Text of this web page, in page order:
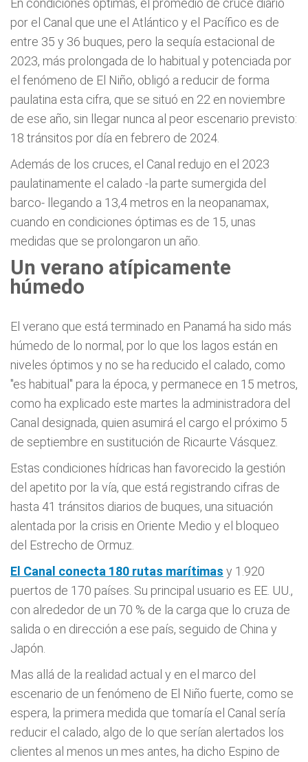
En condiciones óptimas, el promedio de cruce diario
por el Canal que une el Atlántico y el Pacífico es de
entre 35 y 36 buques, pero la sequía estacional de
2023, más prolongada de lo habitual y potenciada por
el fenómeno de El Niño, obligó a reducir de forma
paulatina esta cifra, que se situó en 22 en noviembre
de ese año, sin llegar nunca al peor escenario previsto:
18 tránsitos por día en febrero de 2024.
Además de los cruces, el Canal redujo en el 2023
paulatinamente el calado -la parte sumergida del
barco- llegando a 13,4 metros en la neopanamax,
cuando en condiciones óptimas es de 15, unas
medidas que se prolongaron un año.
Un verano atípicamente
húmedo
El verano que está terminado en Panamá ha sido más
húmedo de lo normal, por lo que los lagos están en
niveles óptimos y no se ha reducido el calado, como
"es habitual" para la época, y permanece en 15 metros,
como ha explicado este martes la administradora del
Canal designada, quien asumirá el cargo el próximo 5
de septiembre en sustitución de Ricaurte Vásquez.
Estas condiciones hídricas han favorecido la gestión
del apetito por la vía, que está registrando cifras de
hasta 41 tránsitos diarios de buques, una situación
alentada por la crisis en Oriente Medio y el bloqueo
del Estrecho de Ormuz.
El Canal conecta 180 rutas marítimas y 1.920
puertos de 170 países. Su principal usuario es EE. UU.,
con alrededor de un 70 % de la carga que lo cruza de
salida o en dirección a ese país, seguido de China y
Japón.
Mas allá de la realidad actual y en el marco del
escenario de un fenómeno de El Niño fuerte, como se
espera, la primera medida que tomaría el Canal sería
reducir el calado, algo de lo que serían alertados los
clientes al menos un mes antes, ha dicho Espino de